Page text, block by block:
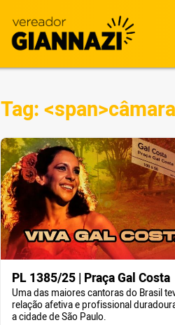
Tag:
PL 1385/25 | Praça Gal Costa
Uma das maiores cantoras do Brasil
relação afetiva e profissional
a cidade de São Paulo.